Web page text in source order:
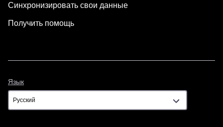
Синхронизировать свои данные
Получить помощь
Язык